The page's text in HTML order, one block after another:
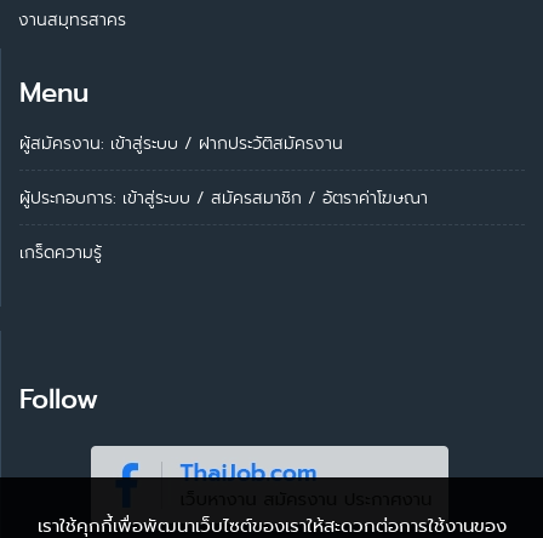
งานสมุทรสาคร
Menu
ผู้สมัครงาน: เข้าสู่ระบบ / ฝากประวัติสมัครงาน
ผู้ประกอบการ: เข้าสู่ระบบ / สมัครสมาชิก / อัตราค่าโฆษณา
เกร็ดความรู้
Follow
เราใช้คุกกี้เพื่อพัฒนาเว็บไซต์ของเราให้สะดวกต่อการใช้งานของ